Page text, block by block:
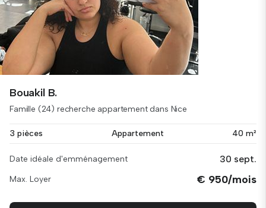
Bouakil B.
Famille (24) recherche appartement dans Nice
3 pièces Appartement 40 m²
Date idéale d'emménagement 30 sept.
Max. Loyer € 950/mois